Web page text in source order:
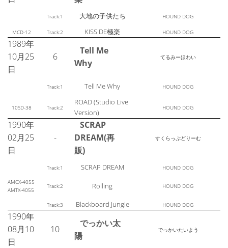
Track:1 大地の子供たち HOUND DOG
MCD-12 Track:2 KISS DE極楽 HOUND DOG
1989年
10月25
日
6
Tell Me
Why
てるみーほわい
Track:1 Tell Me Why HOUND DOG
10SD-38 Track:2
ROAD (Studio Live
Version)
HOUND DOG
1990年
02月25
日
-
SCRAP
DREAM(再
販)
すくらっぷどりーむ
Track:1 SCRAP DREAM HOUND DOG
AMCX-4055
AMTX-4055
Track:2 Rolling HOUND DOG
Track:3 Blackboard Jungle HOUND DOG
1990年
08月10
日
10
でっかい太
陽
でっかいたいよう